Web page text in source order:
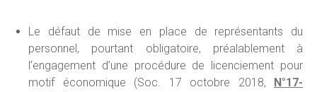
Le défaut de mise en place de représentants du
personnel, pourtant obligatoire, préalablement à
l’engagement d’une procédure de licenciement pour
motif économique (Soc. 17 octobre 2018, N°17-